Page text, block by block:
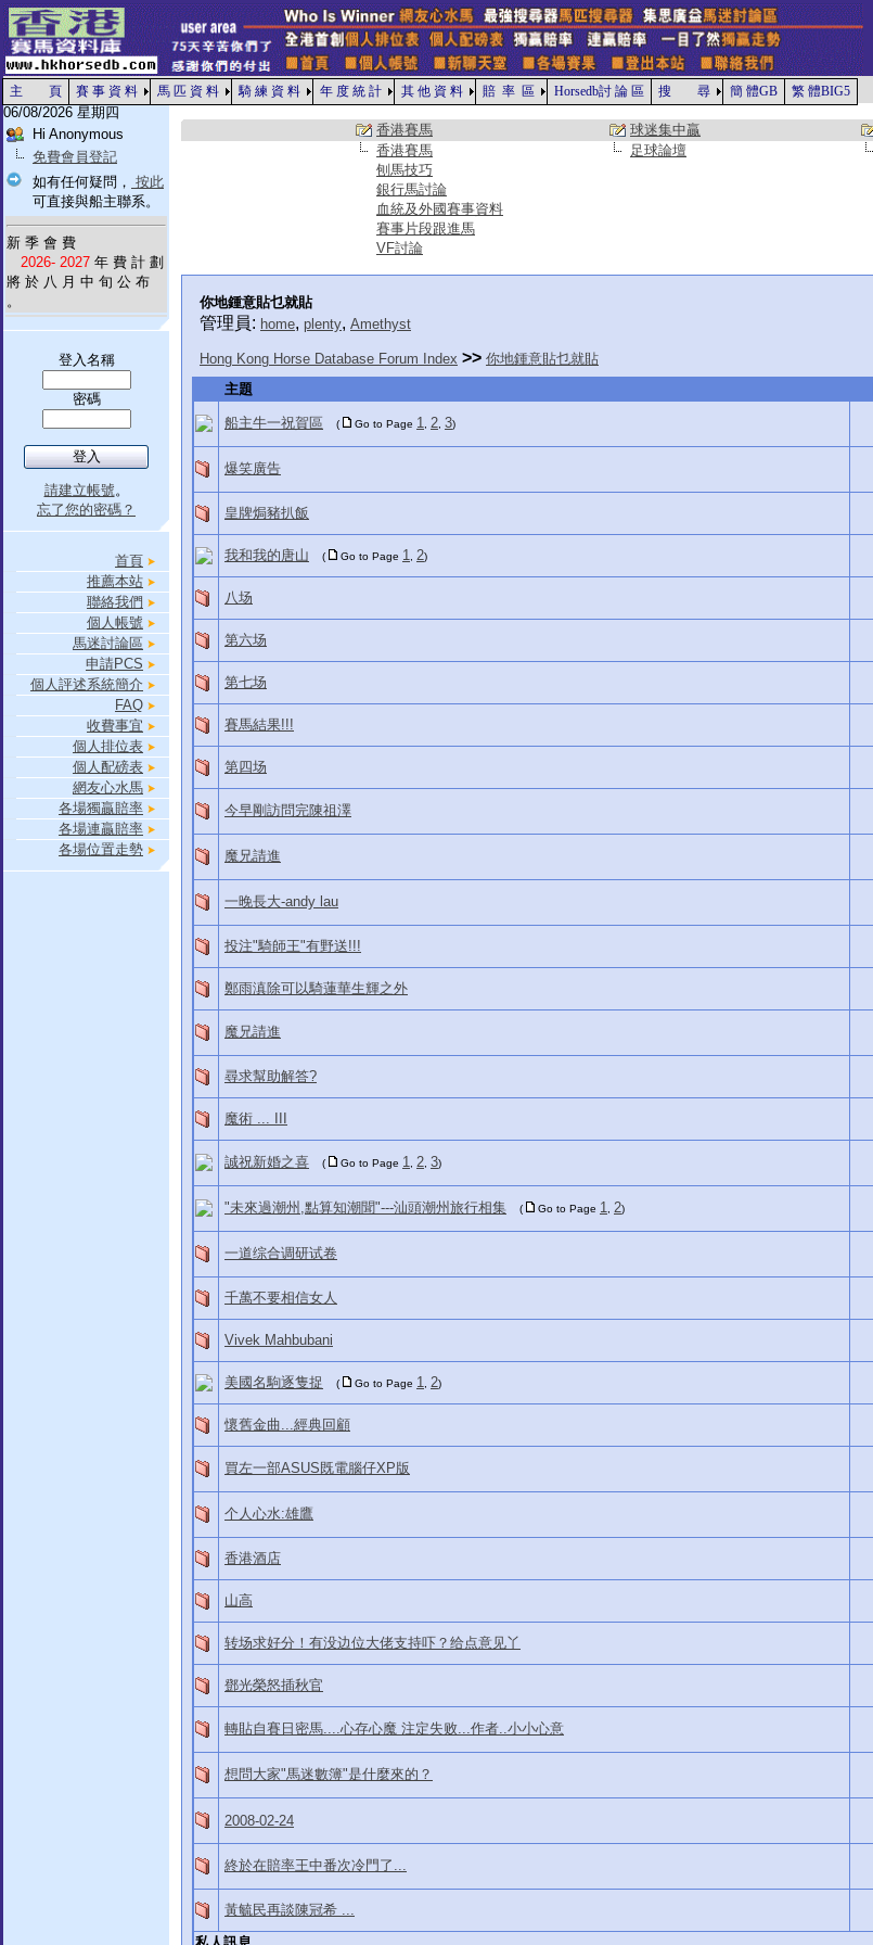
主 頁 賽 事 資 料 馬 匹 資 料 騎 練 資 料 年 度 統 計 其 他 資 料 賠 率 區 Horsedb討 論 區 搜 尋 簡 體GB 繁 體BIG5
06/08/2026 星期四
Hi Anonymous
免費會員登記
如有任何疑問， 按此
可直接與船主聯系。
新 季 會 費
2026- 2027 年 費 計 劃
將 於 八 月 中 旬 公 布
。
登入名稱
密碼
請建立帳號。
忘了您的密碼？
首頁
推薦本站
聯絡我們
個人帳號
馬迷討論區
申請PCS
個人評述系統簡介
FAQ
收費事宜
個人排位表
個人配磅表
網友心水馬
各場獨贏賠率
各場連贏賠率
各場位置走勢
香港賽馬 球迷集中贏
香港賽馬
足球論壇
刨馬技巧
銀行馬討論
血統及外國賽事資料
賽事片段跟進馬
VF討論
你地鍾意貼乜就貼
管理員: home, plenty, Amethyst
Hong Kong Horse Database Forum Index >> 你地鍾意貼乜就貼
主題
船主牛一祝賀區 ( Go to Page 1 2 3)
爆笑廣告
皇牌焗豬扒飯
我和我的唐山 ( Go to Page 1 2)
八场
第六场
第七场
賽馬結果!!!
第四场
今早剛訪問完陳祖澤
魔兄請進
一晚長大-andy lau
投注"騎師王"有野送!!!
鄭雨滇除可以騎蓮華生輝之外
魔兄請進
尋求幫助解答?
魔術 ... III
誠祝新婚之喜 ( Go to Page 1 2 3)
"未來過潮州,點算知潮聞"---汕頭潮州旅行相集 ( Go to Page 1 2)
一道综合调研试卷
千萬不要相信女人
Vivek Mahbubani
美國名駒逐隻捉 ( Go to Page 1 2)
懷舊金曲...經典回顧
買左一部ASUS既電腦仔XP版
个人心水:雄鷹
香港酒店
山高
转场求好分！有没边位大佬支持吓？给点意见丫
鄧光榮怒插秋官
轉貼自賽日密馬....心存心魔 注定失败...作者..小小心意
想問大家"馬迷數簿"是什麼來的？
2008-02-24
終於在賠率王中番次冷門了...
黃毓民再談陳冠希 ...